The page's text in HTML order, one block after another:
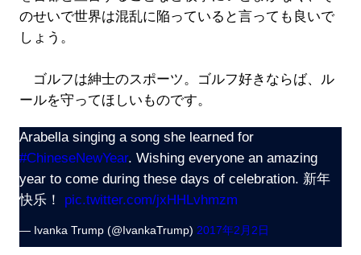
のせいで世界は混乱に陥っていると言っても良いで
しょう。
ゴルフは紳士のスポーツ。ゴルフ好きならば、ル
ールを守ってほしいものです。
Arabella singing a song she learned for
#ChineseNewYear. Wishing everyone an amazing
year to come during these days of celebration. 新年
快乐！ pic.twitter.com/jxHHLvhmzm
— Ivanka Trump (@IvankaTrump) 2017年2月2日